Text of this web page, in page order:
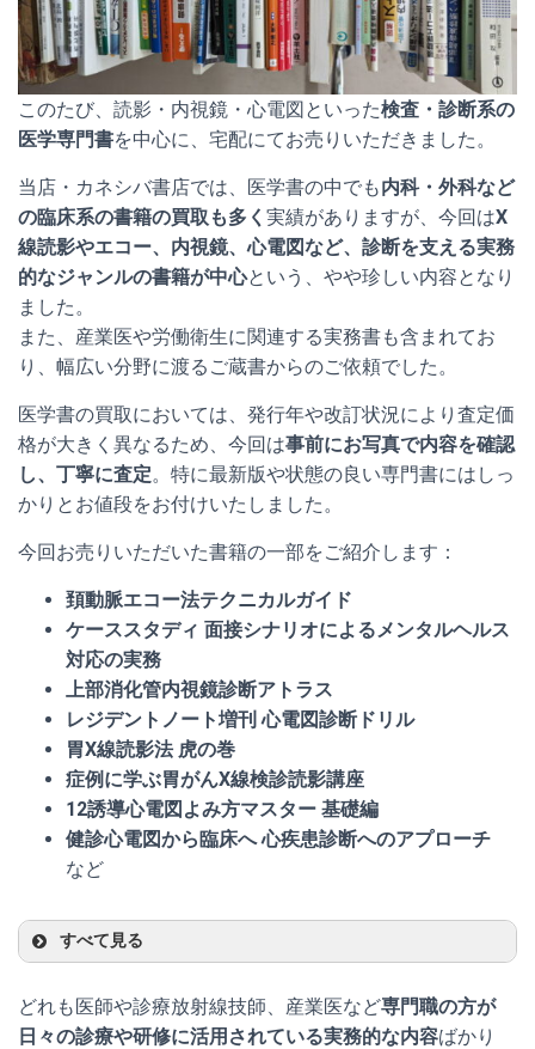
このたび、読影・内視鏡・心電図といった検査・診断系の
医学専門書を中心に、宅配にてお売りいただきました。
当店・カネシバ書店では、医学書の中でも内科・外科など
の臨床系の書籍の買取も多く 実績がありますが、今回はX
線読影やエコー、内視鏡、心電図など、診断を支える実務
的なジャンルの書籍が中心という、やや珍しい内容となり
ました。
また、産業医や労働衛生に関連する実務書も含まれてお
り、幅広い分野に渡るご蔵書からのご依頼でした。
医学書の買取においては、発行年や改訂状況により査定価
格が大きく異なるため、今回は事前にお写真で内容を確認
し、丁寧に査定。特に最新版や状態の良い専門書にはしっ
かりとお値段をお付けいたしました。
今回お売りいただいた書籍の一部をご紹介します：
頚動脈エコー法テクニカルガイド
ケーススタディ 面接シナリオによるメンタルヘルス
対応の実務
上部消化管内視鏡診断アトラス
レジデントノート増刊 心電図診断ドリル
胃X線読影法 虎の巻
症例に学ぶ胃がんX線検診読影講座
12誘導心電図よみ方マスター 基礎編
健診心電図から臨床へ 心疾患診断へのアプローチ
など
すべて見る
どれも医師や診療放射線技師、産業医など専門職の方が
日々の診療や研修に活用されている実務的な内容ばかり